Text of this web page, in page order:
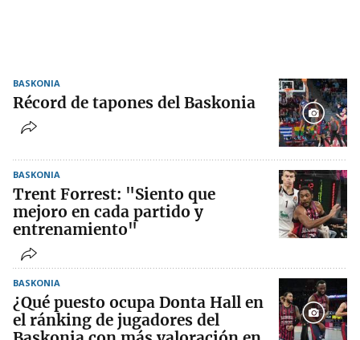
BASKONIA
Récord de tapones del Baskonia
BASKONIA
Trent Forrest: "Siento que
mejoro en cada partido y
entrenamiento"
BASKONIA
¿Qué puesto ocupa Donta Hall en
el ránking de jugadores del